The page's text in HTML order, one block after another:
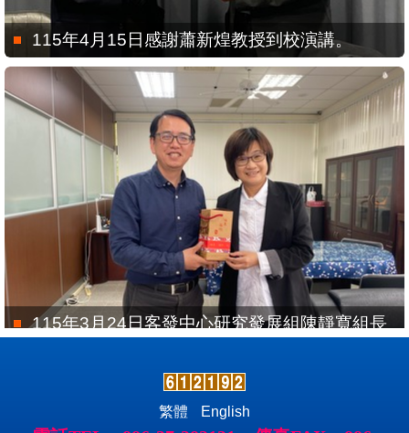
115年4月15日感謝蕭新煌教授到校演講。
115年3月24日客發中心研究發展組陳靜寬組長
來訪。
繁體 English